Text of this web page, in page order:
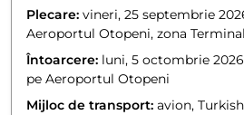
Plecare: vineri, 25 septembrie
Aeroportul Otopeni, zona
Întoarcere: luni, 5 octombrie
pe Aeroportul Otopeni
Mijloc de transport: avion,